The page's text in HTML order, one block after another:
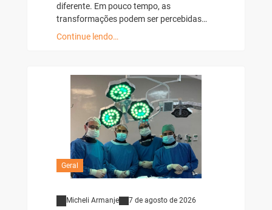
diferente. Em pouco tempo, as
transformações podem ser percebidas…
Continue lendo…
Geral
Micheli Armanje 7 de agosto de 2026